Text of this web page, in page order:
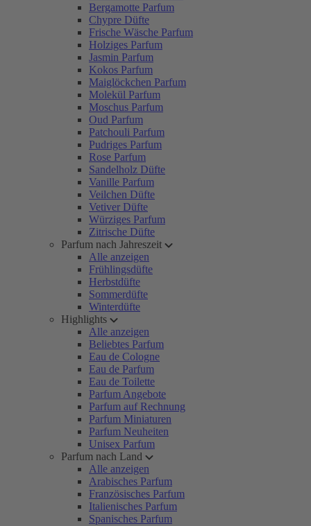
Bergamotte Parfum
Chypre Düfte
Frische Wäsche Parfum
Holziges Parfum
Jasmin Parfum
Kokos Parfum
Maiglöckchen Parfum
Molekül Parfum
Moschus Parfum
Oud Parfum
Patchouli Parfum
Pudriges Parfum
Rose Parfum
Sandelholz Düfte
Vanille Parfum
Veilchen Düfte
Vetiver Düfte
Würziges Parfum
Zitrische Düfte
Parfum nach Jahreszeit
Alle anzeigen
Frühlingsdüfte
Herbstdüfte
Sommerdüfte
Winterdüfte
Highlights
Alle anzeigen
Beliebtes Parfum
Eau de Cologne
Eau de Parfum
Eau de Toilette
Parfum Angebote
Parfum auf Rechnung
Parfum Miniaturen
Parfum Neuheiten
Unisex Parfum
Parfum nach Land
Alle anzeigen
Arabisches Parfum
Französisches Parfum
Italienisches Parfum
Spanisches Parfum